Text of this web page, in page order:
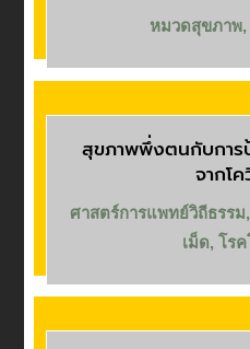
หมวดสุขภาพ,
สุขภาพพึ่งตนกับกา
จากโ
ศาสตร์การแพทย์วิถีธรรม,
เม็ด, โรค